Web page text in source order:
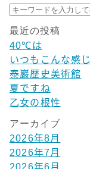
最近の投稿
40℃は
いつもこんな感じ
泰巖歴史美術館
夏ですね
乙女の根性
アーカイブ
2026年8月
2026年7月
2026年6月